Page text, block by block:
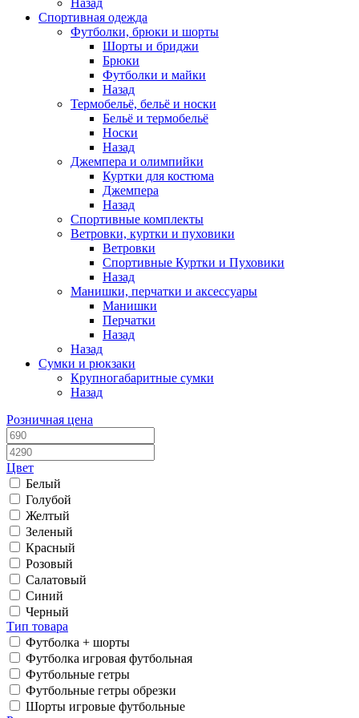
Спортивная одежда
Футболки, брюки и шорты
Шорты и бриджи
Брюки
Футболки и майки
Назад
Термобельё, бельё и носки
Бельё и термобельё
Носки
Назад
Джемпера и олимпийки
Куртки для костюма
Джемпера
Назад
Спортивные комплекты
Ветровки, куртки и пуховики
Ветровки
Спортивные Куртки и Пуховики
Назад
Манишки, перчатки и аксессуары
Манишки
Перчатки
Назад
Назад
Сумки и рюкзаки
Крупногабаритные сумки
Назад
Розничная цена
Цвет
Белый
Голубой
Желтый
Зеленый
Красный
Розовый
Салатовый
Синий
Черный
Тип товара
Футболка + шорты
Футболка игровая футбольная
Футбольные гетры
Футбольные гетры обрезки
Шорты игровые футбольные